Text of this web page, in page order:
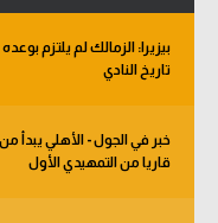
بيزيرا: الزمالك لم يلتزم
تاريخ النادي
قاريا من التمهيدي الأول